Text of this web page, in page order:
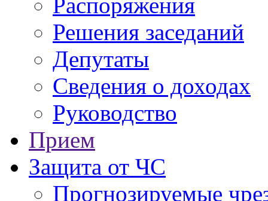
Решения заседаний
Депутаты
Сведения о доходах
Руководство
Прием
Защита от ЧС
Прогнозируемые